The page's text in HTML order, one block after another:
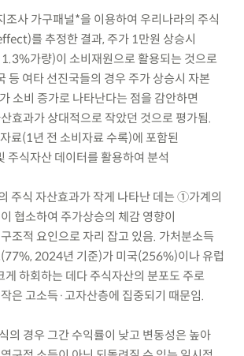
조사 가구패널*을 이용하여 우리나라의 주식
를 추정한 결과, 주가 1만원 상승시
가량)이 소비재원으로 활용되는 것으로
등 여타 선진국들의 경우 주가 상승시 자본
소비 증가로 나타난다는 점을 감안하면
효과가 상대적으로 작았던 것으로 평가됨.
료(1년 전 소비자료 수록)에 포함된
주식자산 데이터를 활용하여 분석
주식 자산효과가 작게 나타난 데는 ①가계의
협소하여 주가상승의 체감 영향이
조적 요인으로 자리 잡고 있음. 가처분소득
2024년 기준)가 미국(256%)이나 유럽
하회하는 데다 주식자산의 분포도 주로
은 고소득·고자산층에 집중되기 때문임.
경우 그간 수익률이 낮고 변동성은 높아